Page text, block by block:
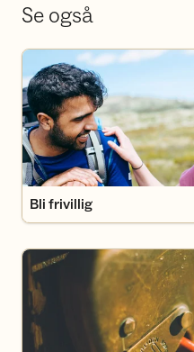
Se også
Bli frivillig
Bli frivillig
Bli medlem